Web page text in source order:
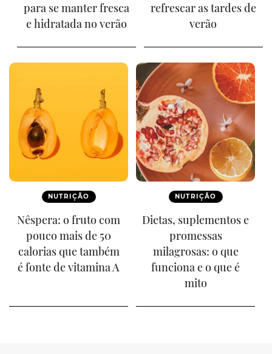
para se manter fresca
e hidratada no verão
refrescar as tardes de
verão
NUTRIÇÃO
Nêspera: o fruto com
pouco mais de 50
calorias que também
é fonte de vitamina A
NUTRIÇÃO
Dietas, suplementos e
promessas
milagrosas: o que
funciona e o que é
mito